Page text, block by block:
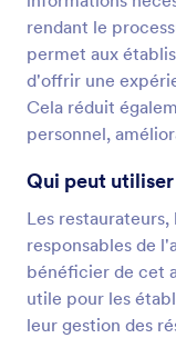
rendant le
permet aux
d'offrir une
Cela réduit
personnel,
Qui peut
Les
responsables de
bénéficier de cet
utile pour les
leur gestion des